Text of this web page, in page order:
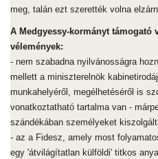
meg, talán ezt szerették volna
A Medgyessy-kormányt támogató
vélemények:
- nem szabadna nyilvánosságra
mellett a miniszterelnök
munkahelyéről, megélhetéséről is
vonatkoztatható tartalma van -
szándékában személyeket
- az a Fidesz, amely most
egy 'átvilágítatlan külföldi' titkos